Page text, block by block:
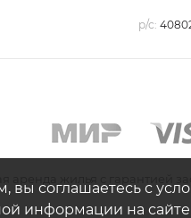
р/с:
вы соглашаетесь с
информации на сайте